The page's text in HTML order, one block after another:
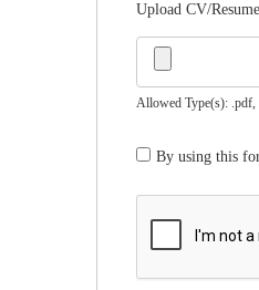
Upload CV/Resume
Allowed Type(s): .pdf,
By using this